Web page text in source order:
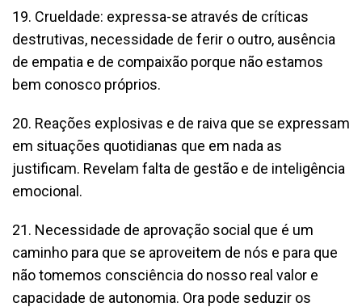
19. Crueldade: expressa-se através de críticas
destrutivas, necessidade de ferir o outro, ausência
de empatia e de compaixão porque não estamos
bem conosco próprios.
20. Reações explosivas e de raiva que se expressam
em situações quotidianas que em nada as
justificam. Revelam falta de gestão e de inteligência
emocional.
21. Necessidade de aprovação social que é um
caminho para que se aproveitem de nós e para que
não tomemos consciência do nosso real valor e
capacidade de autonomia. Ora pode seduzir os